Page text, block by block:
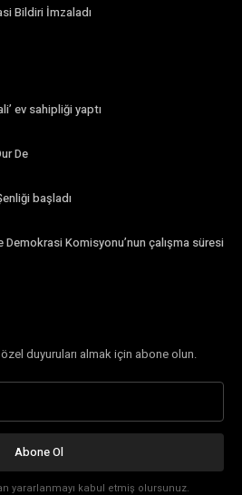
Bildiri İmzaladı
ev sahipliği yaptı
De
başladı
Demokrasi Komisyonu’nun çalışma süresi
duyuruları almak için abone olun.
Abone Ol
yararlanmayı kabul etmiş olursunuz.